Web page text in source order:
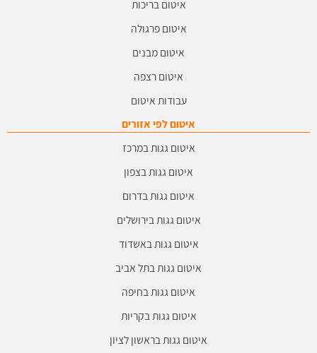
איטום בריכות
איטום פרגולה
איטום מבנים
איטום רצפה
עבודות איטום
איטום לפי אזורים
איטום גגות במרכז
איטום גגות בצפון
איטום גגות בדרום
איטום גגות בירושלים
איטום גגות באשדוד
איטום גגות בתל אביב
איטום גגות בחיפה
איטום גגות בקריות
איטום גגות בראשון לציון